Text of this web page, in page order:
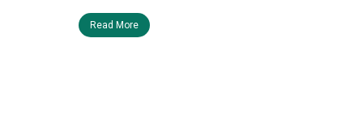
Read More